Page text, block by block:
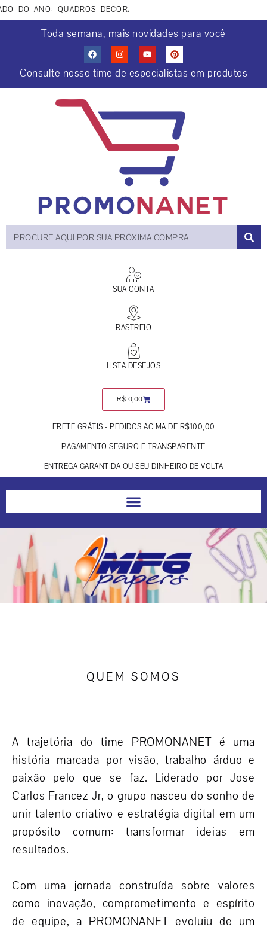
DO ANO: QUADROS DECORATIVOS COCRIAÇÕES COM IA.
Toda semana, mais novidades para você
Consulte nosso time de especialistas em produtos
SUA CONTA
RASTREIO
LISTA DESEJOS
R$ 0,00
FRETE GRÁTIS - PEDIDOS ACIMA DE R$100,00
PAGAMENTO SEGURO E TRANSPARENTE
ENTREGA GARANTIDA OU SEU DINHEIRO DE VOLTA
QUEM SOMOS
A trajetória do time PROMONANET é uma
história marcada por visão, trabalho árduo e
paixão pelo que se faz. Liderado por Jose
Carlos Francez Jr, o grupo nasceu do sonho de
unir talento criativo e estratégia digital em um
propósito comum: transformar ideias em
resultados.
Com uma jornada construída sobre valores
como inovação, comprometimento e espírito
de equipe, a PROMONANET evoluiu de um